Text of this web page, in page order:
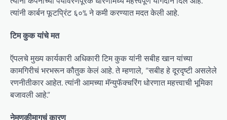
त्यांनी कार्बन फूटप्रिंट ६०% ने कमी करण्यात मदत केली आहे.
टिम कुक यांचे मत
ऍपलचे मुख्य कार्यकारी अधिकारी टिम कुक यांनी सबीह खान यांच्या
कामगिरीचं भरभरून कौतुक केलं आहे. ते म्हणाले, “सबीह हे दूरदृष्टी असलेले
रणनीतीकार आहेत. त्यांनी आमच्या मॅन्युफॅक्चरिंग धोरणात महत्त्वाची भूमिका
बजावली आहे.”